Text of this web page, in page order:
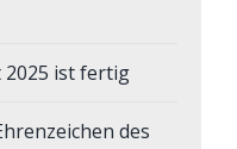
2025 ist fertig
des